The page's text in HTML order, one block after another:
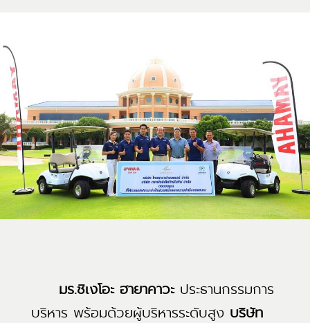
มร.ชิเงโอะ ฮายาคาวะประธานกรรมการ
บริหาร พร้อมด้วยผู้บริหารระดับสูง บริษัท